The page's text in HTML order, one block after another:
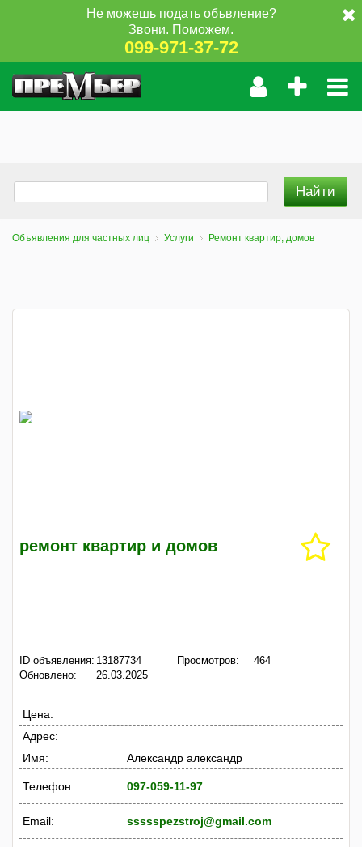
Не можешь подать объвление?
Звони. Поможем.
099-971-37-72
Объявления для частных лиц Услуги Ремонт квартир, домов
ремонт квартир и домов
ID объявления: 13187734
Обновлено:
26.03.2025
Просмотров: 464
Цена:
Адрес:
Имя:
Александр александр
Телефон: 097-059-11-97
Email: ssssspezstroj@gmail.com